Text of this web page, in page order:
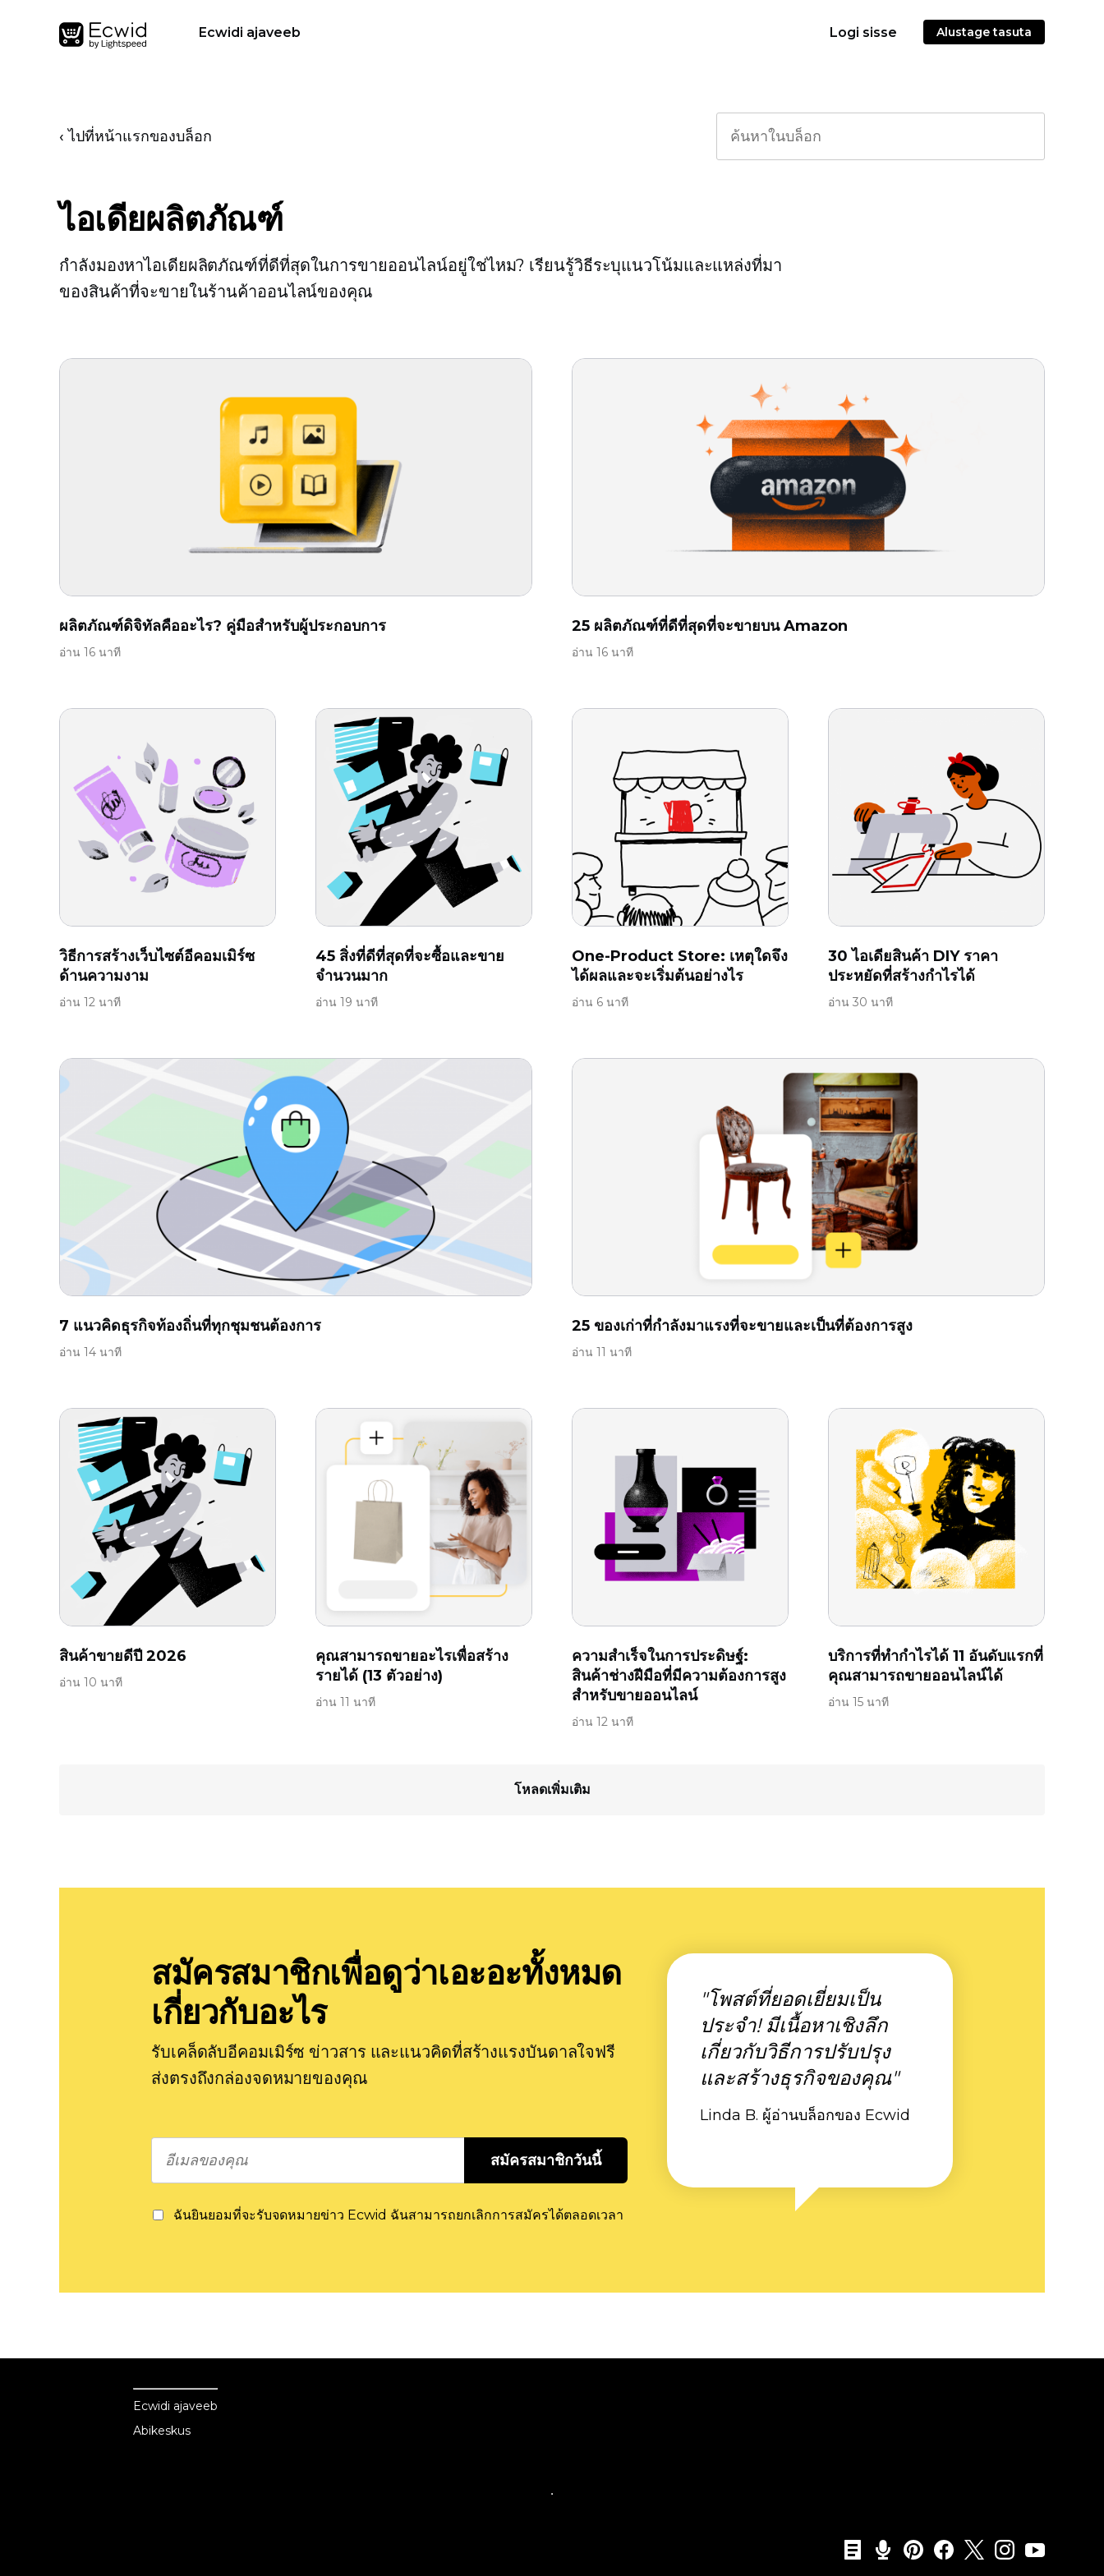
Ecwidi ajaveeb Logi sisse Alustage tasuta
‹ ไปที่หน้าแรกของบล็อก
ไอเดียผลิตภัณฑ์
กำลังมองหาไอเดียผลิตภัณฑ์ที่ดีที่สุดในการขายออนไลน์อยู่ใช่ไหม? เรียนรู้วิธีระบุแนวโน้มและแหล่งที่มา
ของสินค้าที่จะขายในร้านค้าออนไลน์ของคุณ
ผลิตภัณฑ์ดิจิทัลคืออะไร? คู่มือสำหรับผู้ประกอบการ
อ่าน 16 นาที
25 ผลิตภัณฑ์ที่ดีที่สุดที่จะขายบน Amazon
อ่าน 16 นาที
วิธีการสร้างเว็บไซต์อีคอมเมิร์ซ
ด้านความงาม
อ่าน 12 นาที
45 สิ่งที่ดีที่สุดที่จะซื้อและขาย
จำนวนมาก
อ่าน 19 นาที
One-Product Store: เหตุใดจึง
ได้ผลและจะเริ่มต้นอย่างไร
อ่าน 6 นาที
30 ไอเดียสินค้า DIY ราคา
ประหยัดที่สร้างกำไรได้
อ่าน 30 นาที
7 แนวคิดธุรกิจท้องถิ่นที่ทุกชุมชนต้องการ
อ่าน 14 นาที
25 ของเก่าที่กำลังมาแรงที่จะขายและเป็นที่ต้องการสูง
อ่าน 11 นาที
สินค้าขายดีปี 2026
อ่าน 10 นาที
คุณสามารถขายอะไรเพื่อสร้าง
รายได้ (13 ตัวอย่าง)
อ่าน 11 นาที
ความสำเร็จในการประดิษฐ์:
สินค้าช่างฝีมือที่มีความต้องการสูง
สำหรับขายออนไลน์
อ่าน 12 นาที
บริการที่ทำกำไรได้ 11 อันดับแรกที่
คุณสามารถขายออนไลน์ได้
อ่าน 15 นาที
โหลดเพิ่มเติม
สมัครสมาชิกเพื่อดูว่าเอะอะทั้งหมด
เกี่ยวกับอะไร
รับเคล็ดลับอีคอมเมิร์ซ ข่าวสาร และแนวคิดที่สร้างแรงบันดาลใจฟรี
ส่งตรงถึงกล่องจดหมายของคุณ
สมัครสมาชิกวันนี้
ฉันยินยอมที่จะรับจดหมายข่าว Ecwid ฉันสามารถยกเลิกการสมัครได้ตลอดเวลา
"โพสต์ที่ยอดเยี่ยมเป็น
ประจำ! มีเนื้อหาเชิงลึก
เกี่ยวกับวิธีการปรับปรุง
และสร้างธุรกิจของคุณ"
Linda B. ผู้อ่านบล็อกของ Ecwid
Ecwidi ajaveeb
Abikeskus